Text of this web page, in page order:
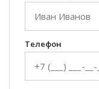
Телефон